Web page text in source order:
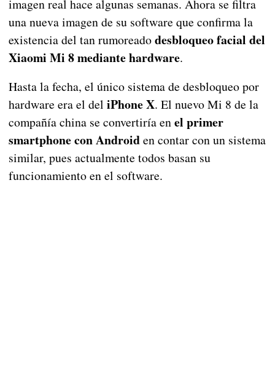
imagen real hace algunas semanas. Ahora se filtra
una nueva imagen de su software que confirma la
existencia del tan rumoreadodesbloqueo facial del
Xiaomi Mi 8 mediante hardware.
Hasta la fecha, el único sistema de desbloqueo por
hardware era el del iPhone X. El nuevo Mi 8 de la
compañía china se convertiría enel primer
smartphone con Androiden contar con un sistema
similar, pues actualmente todos basan su
funcionamiento en el software.